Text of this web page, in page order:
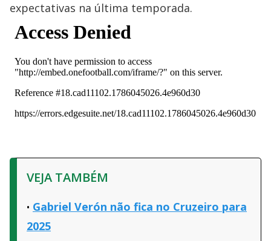
expectativas na última temporada.
VEJA TAMBÉM
Gabriel Verón não fica no Cruzeiro para
2025